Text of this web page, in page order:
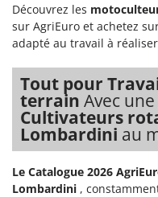
Découvrez les
sur AgriEuro et achetez
adapté au travail à
Tout pour
terrain Avec
Cultivateurs
Lombardini au
Le Catalogue 2026
Lombardini ,